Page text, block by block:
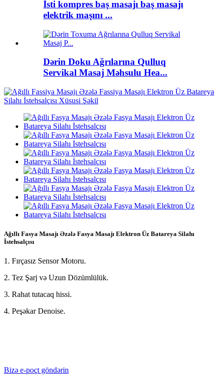
İsti kompres baş masajı baş masajı
elektrik maşını ...
Dərin Doku Ağrılarına Qulluq
Servikal Masaj Məhsulu Hea...
Ağıllı Fasya Masajı Əzələ Fasya Masajı Elektron Üz Batareya Silahı
İstehsalçısı
1. Fırçasız Sensor Motoru.
2. Tez Şarj və Uzun Dözümlülük.
3. Rahat tutacaq hissi.
4. Peşəkar Denoise.
Bizə e-poçt göndərin